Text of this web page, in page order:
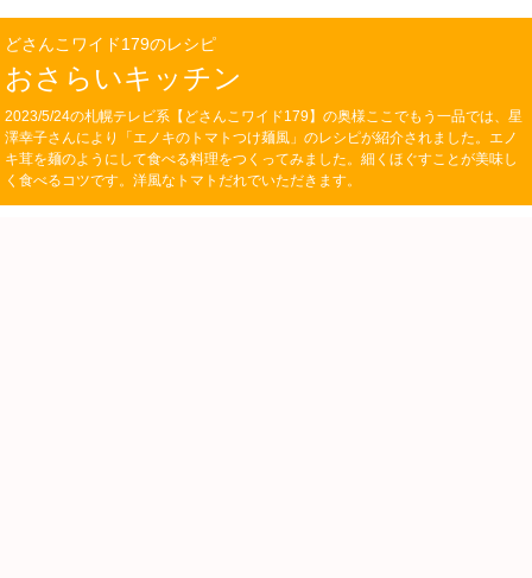
どさんこワイド179のレシピ
おさらいキッチン
2023/5/24の札幌テレビ系【どさんこワイド179】の奥様ここでもう一品では、星
澤幸子さんにより「エノキのトマトつけ麺風」のレシピが紹介されました。エノ
キ茸を麺のようにして食べる料理をつくってみました。細くほぐすことが美味し
く食べるコツです。洋風なトマトだれでいただきます。